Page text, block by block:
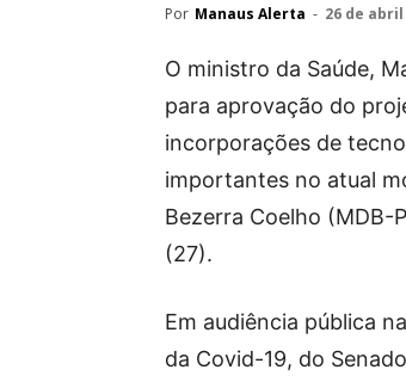
Por Manaus Alerta - 26 de abril
O ministro da Saúde,
para aprovação do
incorporações de
importantes no atual
Bezerra Coelho (MDB-
(27).
Em audiência pública
da Covid-19, do